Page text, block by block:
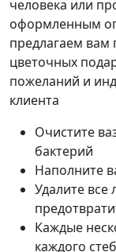
человека или
оформленным
предлагаем вам
цветочных
пожеланий и
клиента
Очистите
бактерий
Наполните
Удалите все
Каждые
каждого